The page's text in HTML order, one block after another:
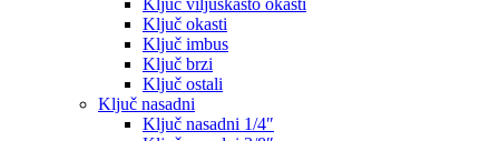
Ključ viljuškasto okasti
Ključ okasti
Ključ imbus
Ključ brzi
Ključ ostali
Ključ nasadni
Ključ nasadni 1/4″